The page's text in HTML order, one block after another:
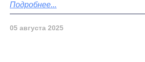
Подробнее...
05 августа 2025